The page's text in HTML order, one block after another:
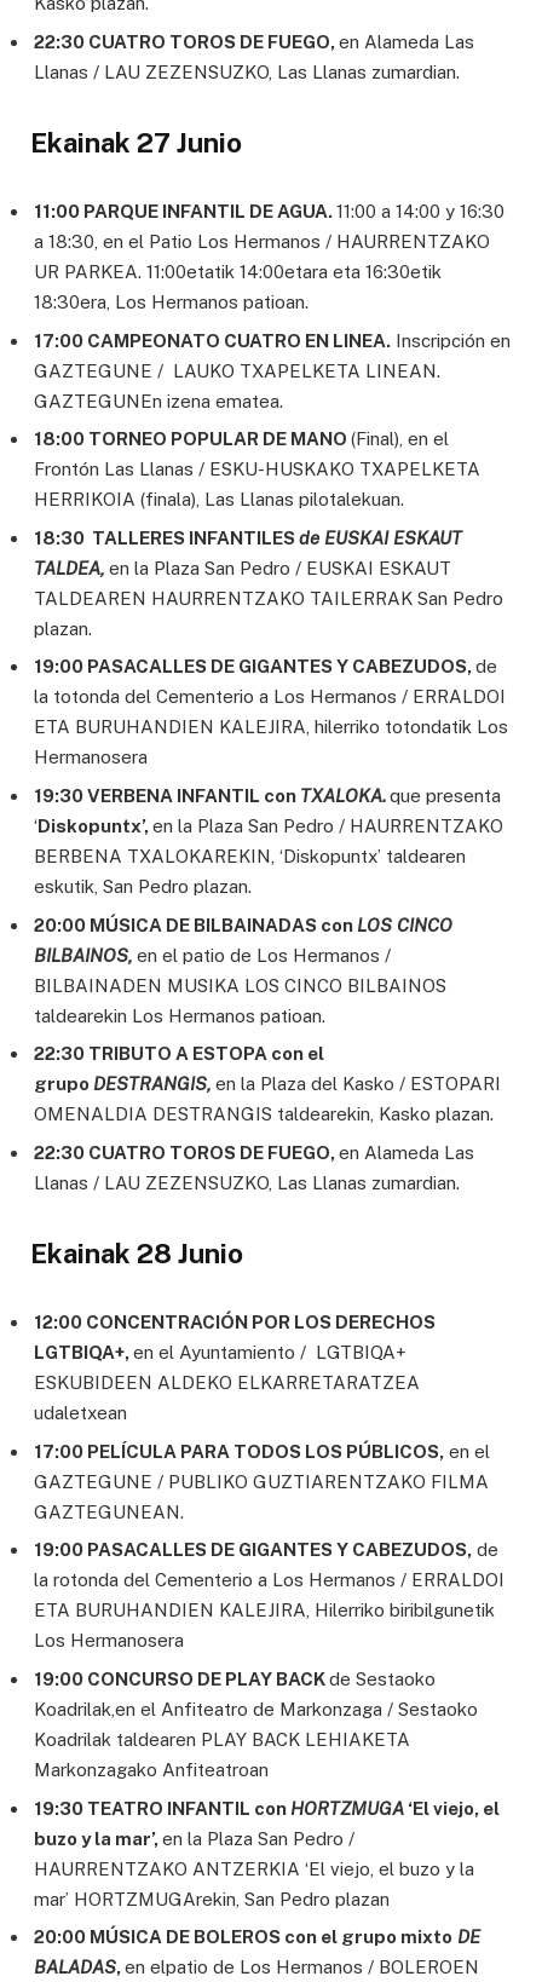
22:30 CUATRO TOROS DE FUEGO,en Alameda Las
Llanas / LAU ZEZENSUZKO, Las Llanas zumardian.
Ekainak 27 Junio
11:00 PARQUE INFANTIL DE AGUA.11:00 a 14:00 y 16:30
a 18:30, en el Patio Los Hermanos / HAURRENTZAKO
UR PARKEA. 11:00etatik 14:00etara eta 16:30etik
18:30era, Los Hermanos patioan.
17:00 CAMPEONATO CUATRO EN LINEA. Inscripción en
GAZTEGUNE / LAUKO TXAPELKETA LINEAN.
GAZTEGUNEn izena ematea.
18:00 TORNEO POPULAR DE MANO (Final), en el
Frontón Las Llanas / ESKU-HUSKAKO TXAPELKETA
HERRIKOIA (finala), Las Llanas pilotalekuan.
18:30 TALLERES INFANTILES de EUSKAI ESKAUT
TALDEA, en la Plaza San Pedro / EUSKAI ESKAUT
TALDEAREN HAURRENTZAKO TAILERRAK San Pedro
plazan.
19:00 PASACALLES DE GIGANTES Y CABEZUDOS,de
la totonda del Cementerio a Los Hermanos / ERRALDOI
ETA BURUHANDIEN KALEJIRA, hilerriko totondatik Los
Hermanosera
19:30 VERBENA INFANTIL con TXALOKA.que presenta
‘Diskopuntx’,en la Plaza San Pedro / HAURRENTZAKO
BERBENA TXALOKAREKIN, ‘Diskopuntx’ taldearen
eskutik, San Pedro plazan.
20:00 MÚSICA DE BILBAINADAS con LOS CINCO
BILBAINOS, en el patio de Los Hermanos /
BILBAINADEN MUSIKA LOS CINCO BILBAINOS
taldearekin Los Hermanos patioan.
22:30 TRIBUTO A ESTOPA con el
grupo DESTRANGIS, en la Plaza del Kasko / ESTOPARI
OMENALDIA DESTRANGIS taldearekin, Kasko plazan.
22:30 CUATRO TOROS DE FUEGO,en Alameda Las
Llanas / LAU ZEZENSUZKO, Las Llanas zumardian.
Ekainak 28 Junio
12:00 CONCENTRACIÓN POR LOS DERECHOS
LGTBIQA+,en el Ayuntamiento / LGTBIQA+
ESKUBIDEEN ALDEKO ELKARRETARATZEA
udaletxean
17:00 PELÍCULA PARA TODOS LOS PÚBLICOS, en el
GAZTEGUNE / PUBLIKO GUZTIARENTZAKO FILMA
GAZTEGUNEAN.
19:00 PASACALLES DE GIGANTES Y CABEZUDOS, de
la rotonda del Cementerio a Los Hermanos / ERRALDOI
ETA BURUHANDIEN KALEJIRA, Hilerriko biribilgunetik
Los Hermanosera
19:00 CONCURSO DE PLAY BACKde Sestaoko
Koadrilak,en el Anfiteatro de Markonzaga / Sestaoko
Koadrilak taldearen PLAY BACK LEHIAKETA
Markonzagako Anfiteatroan
19:30 TEATRO INFANTIL con HORTZMUGA ‘El viejo, el
buzo y la mar’,en la Plaza San Pedro /
HAURRENTZAKO ANTZERKIA ‘El viejo, el buzo y la
mar’ HORTZMUGArekin, San Pedro plazan
20:00 MÚSICA DE BOLEROS con el grupo mixto DE
BALADAS,en elpatio de Los Hermanos / BOLEROEN